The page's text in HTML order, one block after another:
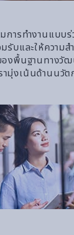
การทำงานแบบ
รับและให้ความ
องพื้นฐานทางวั
มุ่งเน้นด้านนวัต